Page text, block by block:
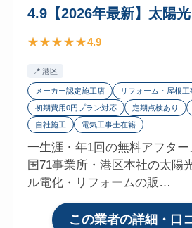
4.9【2026年最新】太陽
4.9
港区
メーカー認定施工店
リフォーム・屋根
初期費用0円プラン対応
定期点検あり
自社施工
電気工事士在籍
一生涯・年1回の無料アフタ
国71事業所・港区本社の太陽
ル電化・リフォームの販…
この業者の詳細・口